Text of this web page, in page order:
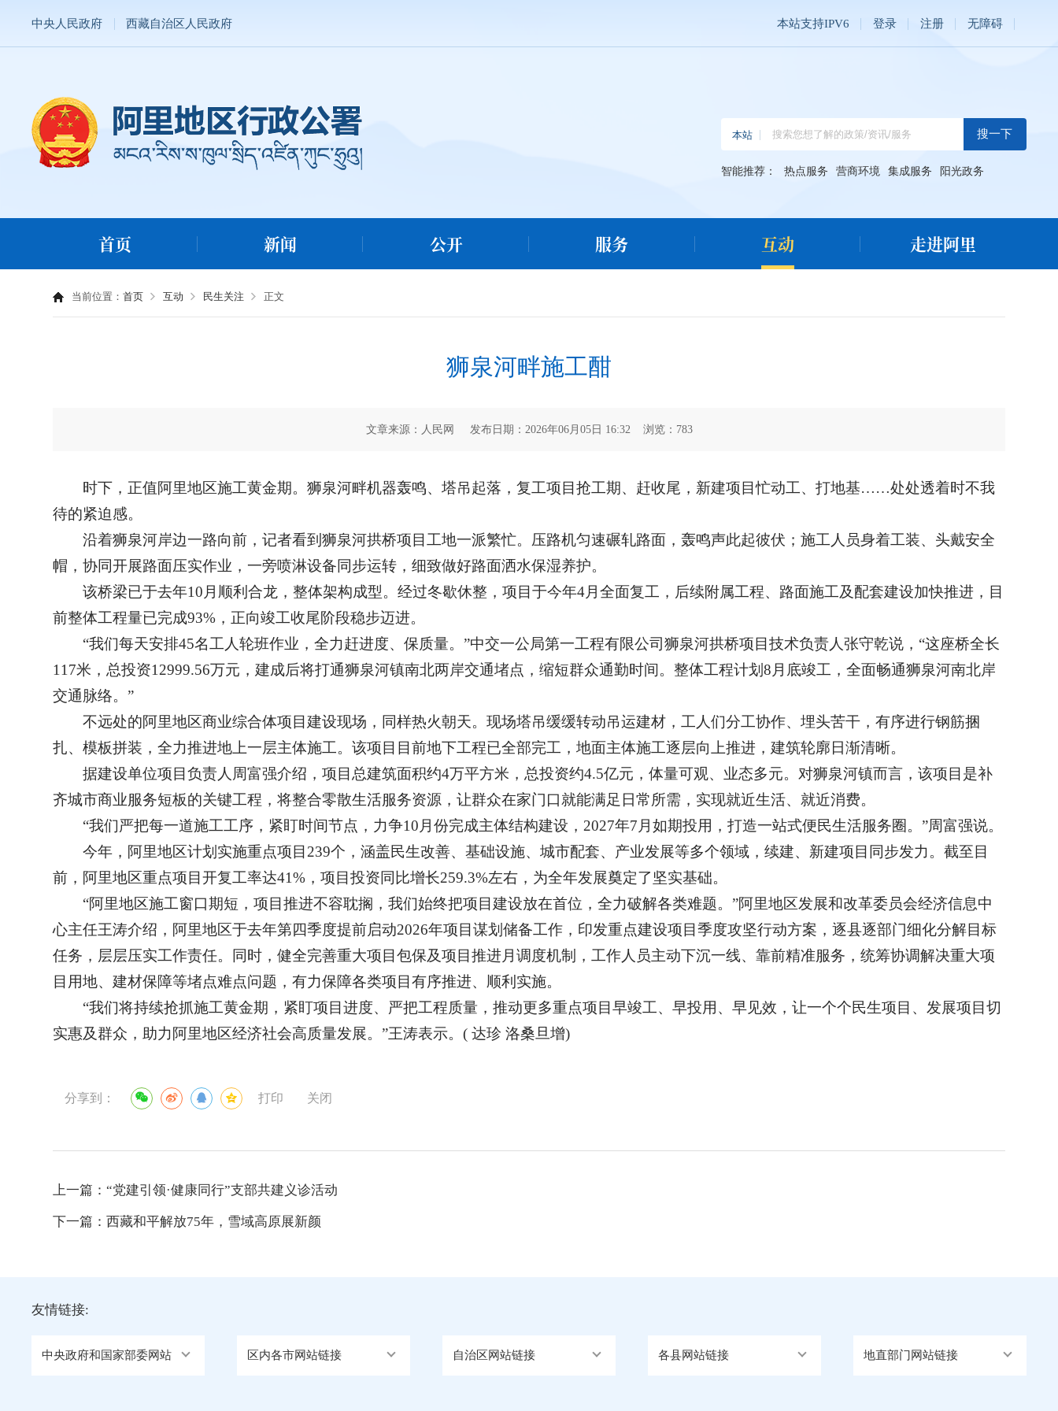
中央人民政府 西藏自治区人民政府 本站支持IPV6 登录 注册 无障碍
智能推荐： 热点服务 营商环境 集成服务 阳光政务
首页 新闻 公开 服务 互动 走进阿里
当前位置：首页 互动 民生关注 正文
狮泉河畔施工酣
文章来源：人民网 发布日期：2026年06月05日 16:32 浏览： 783
时下，正值阿里地区施工黄金期。狮泉河畔机器轰鸣、塔吊起落，复工项目抢工期、赶收尾，新建项目忙动工、打地基……处处透着时不我
待的紧迫感。
沿着狮泉河岸边一路向前，记者看到狮泉河拱桥项目工地一派繁忙。压路机匀速碾轧路面，轰鸣声此起彼伏；施工人员身着工装、头戴安全
帽，协同开展路面压实作业，一旁喷淋设备同步运转，细致做好路面洒水保湿养护。
该桥梁已于去年10月顺利合龙，整体架构成型。经过冬歇休整，项目于今年4月全面复工，后续附属工程、路面施工及配套建设加快推进，目
前整体工程量已完成93%，正向竣工收尾阶段稳步迈进。
“我们每天安排45名工人轮班作业，全力赶进度、保质量。”中交一公局第一工程有限公司狮泉河拱桥项目技术负责人张守乾说，“这座桥全长
117米，总投资12999.56万元，建成后将打通狮泉河镇南北两岸交通堵点，缩短群众通勤时间。整体工程计划8月底竣工，全面畅通狮泉河南北岸
交通脉络。”
不远处的阿里地区商业综合体项目建设现场，同样热火朝天。现场塔吊缓缓转动吊运建材，工人们分工协作、埋头苦干，有序进行钢筋捆
扎、模板拼装，全力推进地上一层主体施工。该项目目前地下工程已全部完工，地面主体施工逐层向上推进，建筑轮廓日渐清晰。
据建设单位项目负责人周富强介绍，项目总建筑面积约4万平方米，总投资约4.5亿元，体量可观、业态多元。对狮泉河镇而言，该项目是补
齐城市商业服务短板的关键工程，将整合零散生活服务资源，让群众在家门口就能满足日常所需，实现就近生活、就近消费。
“我们严把每一道施工工序，紧盯时间节点，力争10月份完成主体结构建设，2027年7月如期投用，打造一站式便民生活服务圈。”周富强说。
今年，阿里地区计划实施重点项目239个，涵盖民生改善、基础设施、城市配套、产业发展等多个领域，续建、新建项目同步发力。截至目
前，阿里地区重点项目开复工率达41%，项目投资同比增长259.3%左右，为全年发展奠定了坚实基础。
“阿里地区施工窗口期短，项目推进不容耽搁，我们始终把项目建设放在首位，全力破解各类难题。”阿里地区发展和改革委员会经济信息中
心主任王涛介绍，阿里地区于去年第四季度提前启动2026年项目谋划储备工作，印发重点建设项目季度攻坚行动方案，逐县逐部门细化分解目标
任务，层层压实工作责任。同时，健全完善重大项目包保及项目推进月调度机制，工作人员主动下沉一线、靠前精准服务，统筹协调解决重大项
目用地、建材保障等堵点难点问题，有力保障各类项目有序推进、顺利实施。
“我们将持续抢抓施工黄金期，紧盯项目进度、严把工程质量，推动更多重点项目早竣工、早投用、早见效，让一个个民生项目、发展项目切
实惠及群众，助力阿里地区经济社会高质量发展。”王涛表示。( 达珍 洛桑旦增)
分享到： 打印 关闭
上一篇：“党建引领·健康同行”支部共建义诊活动
下一篇：西藏和平解放75年，雪域高原展新颜
友情链接:
中央政府和国家部委网站 区内各市网站链接 自治区网站链接 各县网站链接 地直部门网站链接